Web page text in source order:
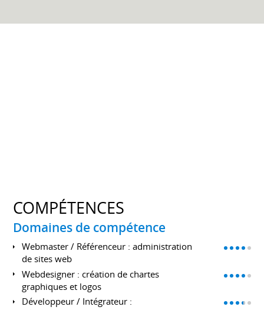
COMPÉTENCES
Domaines de compétence
Webmaster / Référenceur : administration
de sites web
Webdesigner : création de chartes
graphiques et logos
Développeur / Intégrateur :